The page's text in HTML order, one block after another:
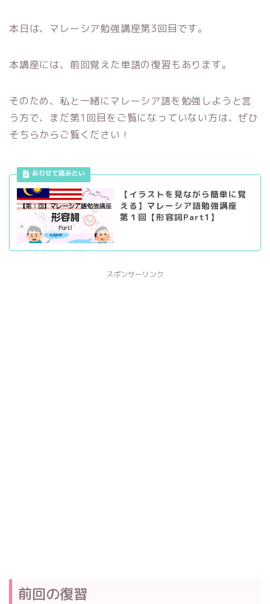
本日は、マレーシア勉強講座第3回目です。
本講座には、前回覚えた単語の復習もあります。
そのため、私と一緒にマレーシア語を勉強しようと言
う方で、まだ第1回目をご覧になっていない方は、ぜひ
そちらからご覧ください！
【イラストを見ながら簡単に覚
える】マレーシア語勉強講座
第１回【形容詞Part1】
スポンサーリンク
前回の復習